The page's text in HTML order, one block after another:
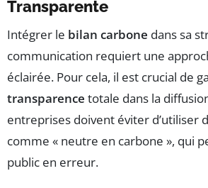
Transparente
Intégrer le bilan carbone dans sa
communication requiert une
éclairée. Pour cela, il est crucial de
transparence totale dans la
entreprises doivent éviter d’utiliser
comme « neutre en carbone », qui
public en erreur.